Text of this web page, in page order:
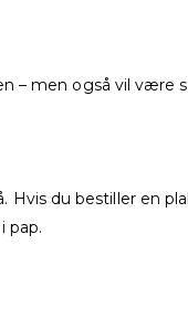
– men også vil være
du bestiller en
pap.